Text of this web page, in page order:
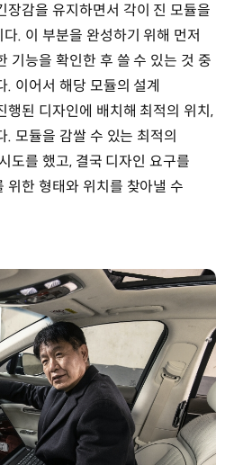
장감을 유지하면서 각이 진 모듈을
. 이 부분을 완성하기 위해 먼저
기능을 확인한 후 쓸 수 있는 것 중
이어서 해당 모듈의 설계
행된 디자인에 배치해 최적의 위치,
모듈을 감쌀 수 있는 최적의
도를 했고, 결국 디자인 요구를
위한 형태와 위치를 찾아낼 수